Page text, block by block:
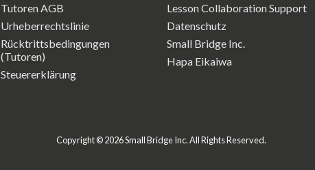
Tutoren AGB
Urheberrechtslinie
Rücktrittsbedingungen
(Tutoren)
Steuererklärung
Lesson Collaboration Support
Datenschutz
Small Bridge Inc.
Hapa Eikaiwa
Copyright © 2026 Small Bridge Inc. All Rights Reserved.